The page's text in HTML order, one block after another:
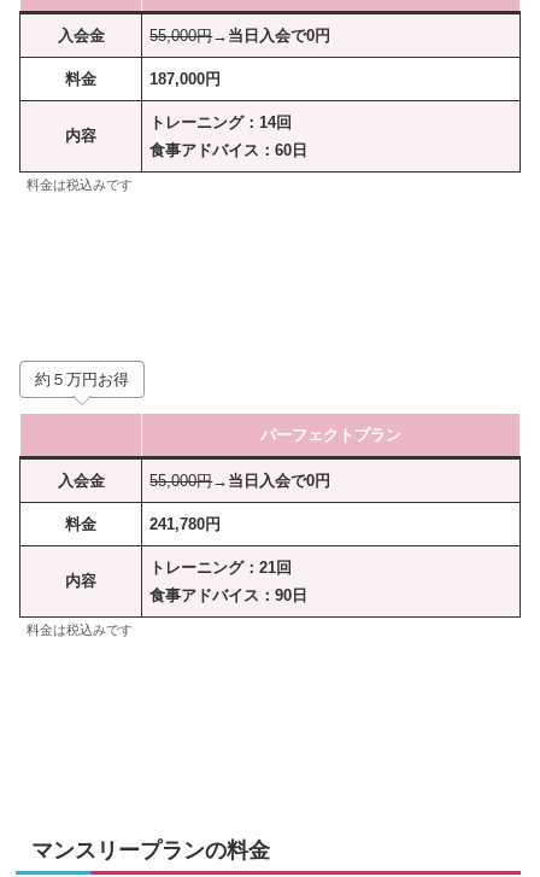
入会金 55,000円→当日入会で0円
料金 187,000円
内容
トレーニング：14回
食事アドバイス：60日
料金は税込みです
約５万円お得
パーフェクトプラン
入会金 55,000円→当日入会で0円
料金 241,780円
内容
トレーニング：21回
食事アドバイス：90日
料金は税込みです
マンスリープランの料金